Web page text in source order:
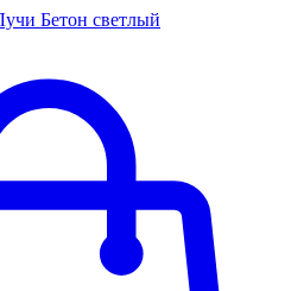
Бетон светлый